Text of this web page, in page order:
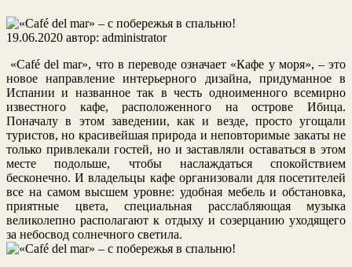
19.06.2020 автор: administrator
«Café del mar», что в переводе означает «Кафе у моря», – это
новое направление интерьерного дизайна, придуманное в
Испании и названное так в честь одноименного всемирно
известного кафе, расположенного на острове Ибица.
Поначалу в этом заведении, как и везде, просто угощали
туристов, но красивейшая природа и неповторимые закаты не
только привлекали гостей, но и заставляли оставаться в этом
месте подольше, чтобы наслаждаться спокойствием
бесконечно. И владельцы кафе организовали для посетителей
все на самом высшем уровне: удобная мебель и обстановка,
приятные цвета, специальная расслабляющая музыка
великолепно располагают к отдыху и созерцанию уходящего
за небосвод солнечного светила.